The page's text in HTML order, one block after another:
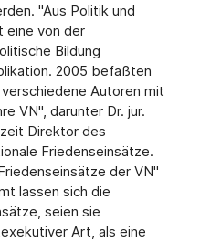
"Aus Politik und
eine von der
Bildung
2005 befaßten
Autoren mit
VN", darunter Dr. jur.
Direktor des
Friedenseinsätze.
der VN"
lassen sich die
seien sie
Art, als eine